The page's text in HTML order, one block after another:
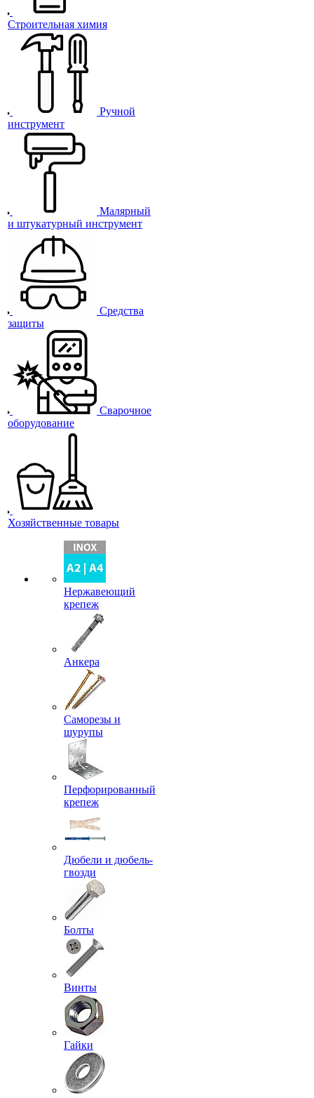
Строительная химия
Ручной
инструмент
Малярный
и штукатурный инструмент
Средства
защиты
Сварочное
оборудование
Хозяйственные товары
Нержавеющий
крепеж
Анкера
Саморезы и
шурупы
Перфорированный
крепеж
Дюбели и дюбель-
гвозди
Болты
Винты
Гайки